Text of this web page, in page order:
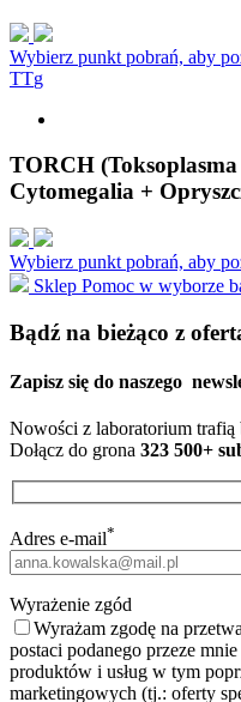
Wybierz punkt pobrań, aby
TTg
TORCH
Cytomegalia +
Wybierz punkt pobrań, aby
Sklep Pomoc w wyborze
Bądź na bieżąco z
Zapisz się do naszego
Nowości z laboratorium
Dołącz do grona 323 500+
Adres e-mail*
Wyrażenie zgód
Wyrażam zgodę na
postaci podanego przeze
produktów i usług w tym
marketingowych (tj.: oferty